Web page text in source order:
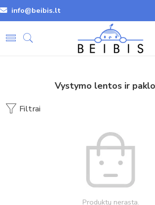
info@beibis.lt
Vystymo lentos ir
Filtrai
Produktų nerasta.